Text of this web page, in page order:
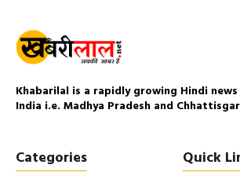
Khabarilal is a rapidly growing Hindi
India i.e. Madhya Pradesh and
Categories Quick